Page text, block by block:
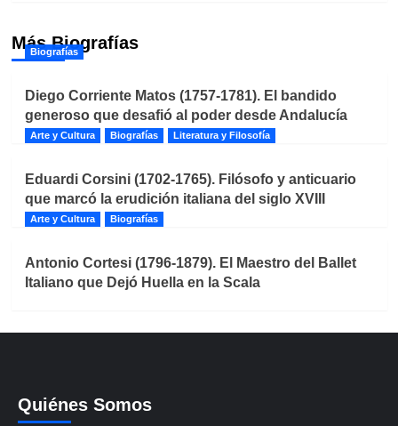
Más Biografías
Biografías
Diego Corriente Matos (1757-1781). El bandido
generoso que desafió al poder desde Andalucía
Arte y Cultura Biografías Literatura y Filosofía
Eduardi Corsini (1702-1765). Filósofo y anticuario
que marcó la erudición italiana del siglo XVIII
Arte y Cultura Biografías
Antonio Cortesi (1796-1879). El Maestro del Ballet
Italiano que Dejó Huella en la Scala
Quiénes Somos